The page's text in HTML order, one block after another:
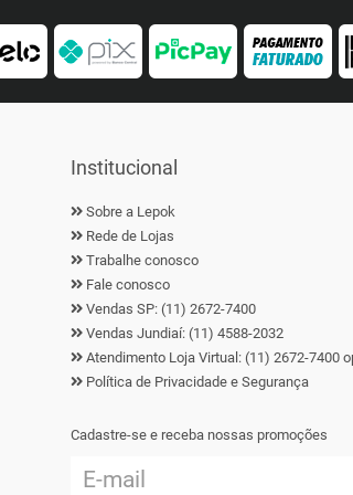
Institucional
Sobre a Lepok
Rede de Lojas
Trabalhe conosco
Fale conosco
Vendas SP: (11) 2672-7400
Vendas Jundiaí: (11) 4588-2032
Atendimento Loja Virtual: (11) 2672-7400
Política de Privacidade e Segurança
Cadastre-se e receba nossas promoções